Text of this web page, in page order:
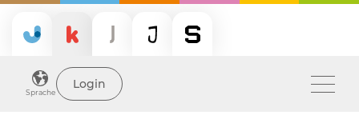
Sprache
Login